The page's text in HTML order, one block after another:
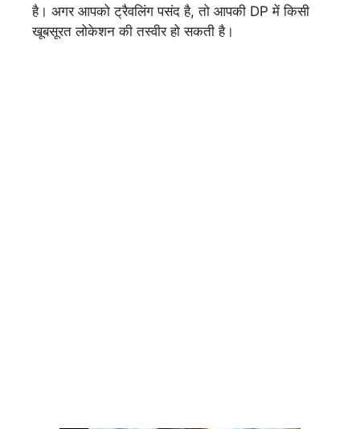
है। अगर आपको ट्रैवलिंग पसंद है, तो आपकी DP में किसी
खूबसूरत लोकेशन की तस्वीर हो सकती है।